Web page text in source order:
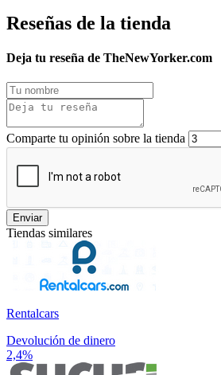
Reseñas de la tienda
Deja tu reseña de TheNewYorker.com
Comparte tu opinión sobre la tienda
Enviar
Tiendas similares
Rentalcars
Devolución de dinero
2,4%